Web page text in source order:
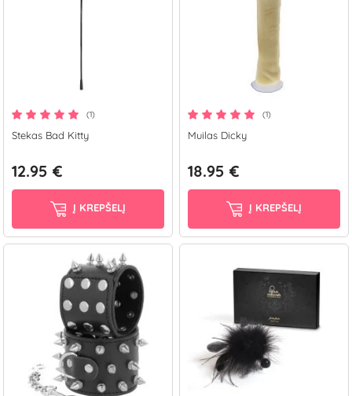
(1)
Stekas Bad Kitty
12.95 €
Į KREPŠELĮ
(1)
Muilas Dicky
18.95 €
Į KREPŠELĮ